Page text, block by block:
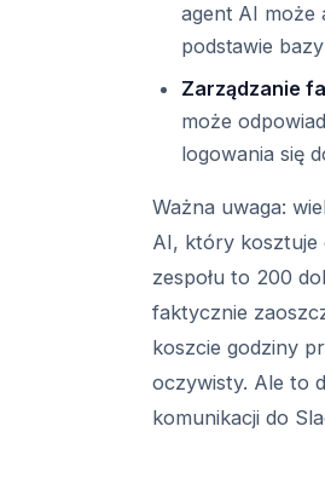
agent AI może
podstawie
Zarządzanie
może
logowania się
Ważna uwaga:
AI, który kosztuje
zespołu to 200
faktycznie
koszcie godziny
oczywisty. Ale to
komunikacji do